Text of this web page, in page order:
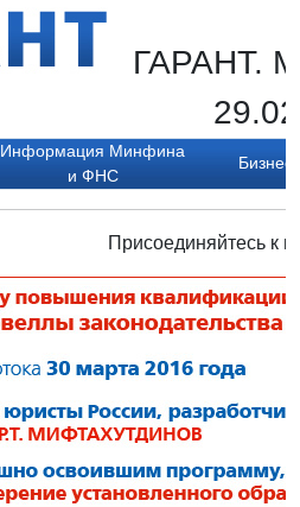
ГАРАНТ.
Информация Минфина
и ФНС
Присоединяйтесь к